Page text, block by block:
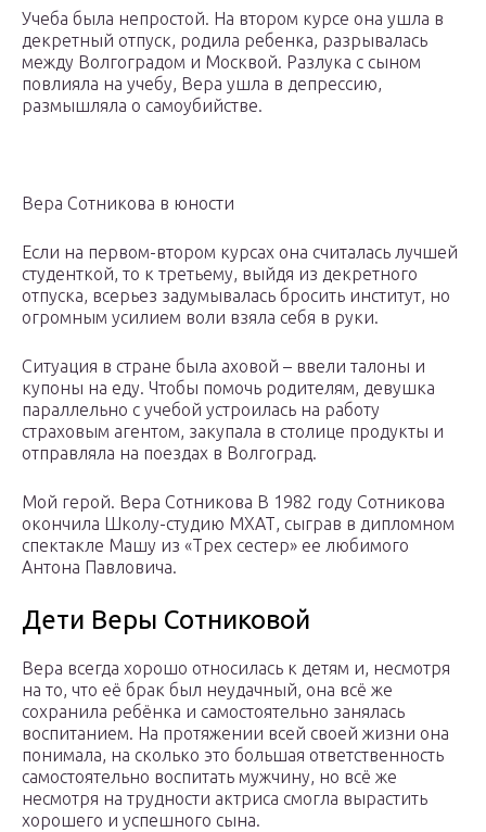
Учеба была непростой. На втором курсе она ушла в
декретный отпуск, родила ребенка, разрывалась
между Волгоградом и Москвой. Разлука с сыном
повлияла на учебу, Вера ушла в депрессию,
размышляла о самоубийстве.
Вера Сотникова в юности
Если на первом-втором курсах она считалась лучшей
студенткой, то к третьему, выйдя из декретного
отпуска, всерьез задумывалась бросить институт, но
огромным усилием воли взяла себя в руки.
Ситуация в стране была аховой – ввели талоны и
купоны на еду. Чтобы помочь родителям, девушка
параллельно с учебой устроилась на работу
страховым агентом, закупала в столице продукты и
отправляла на поездах в Волгоград.
Мой герой. Вера Сотникова В 1982 году Сотникова
окончила Школу-студию МХАТ, сыграв в дипломном
спектакле Машу из «Трех сестер» ее любимого
Антона Павловича.
Дети Веры Сотниковой
Вера всегда хорошо относилась к детям и, несмотря
на то, что её брак был неудачный, она всё же
сохранила ребёнка и самостоятельно занялась
воспитанием. На протяжении всей своей жизни она
понимала, на сколько это большая ответственность
самостоятельно воспитать мужчину, но всё же
несмотря на трудности актриса смогла вырастить
хорошего и успешного сына.